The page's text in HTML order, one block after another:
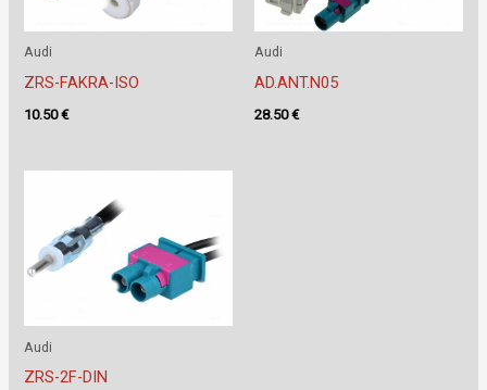
Audi
ZRS-FAKRA-ISO
10.50€
Audi
AD.ANT.N05
28.50€
Audi
ZRS-2F-DIN